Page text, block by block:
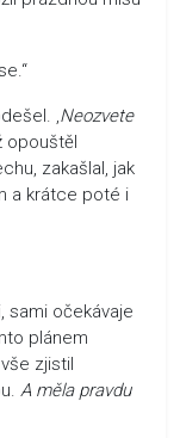
‚Neozvete
opouštěl
zakašlal, jak
a krátce poté i
sami očekávaje
plánem
zjistil
A měla pravdu